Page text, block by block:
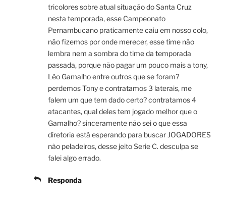
tricolores sobre atual situação do Santa Cruz
nesta temporada, esse Campeonato
Pernambucano praticamente caiu em nosso colo,
não fizemos por onde merecer, esse time não
lembra nem a sombra do time da temporada
passada, porque não pagar um pouco mais a tony,
Léo Gamalho entre outros que se foram?
perdemos Tony e contratamos 3 laterais, me
falem um que tem dado certo? contratamos 4
atacantes, qual deles tem jogado melhor que o
Gamalho? sinceramente não sei o que essa
diretoria está esperando para buscar JOGADORES
não peladeiros, desse jeito Serie C. desculpa se
falei algo errado.
Responda